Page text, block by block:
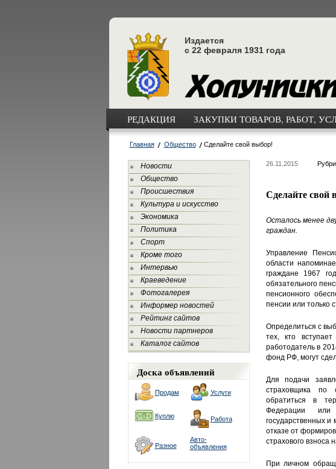
Издается
с 22 февраля 1931 года
РЕДАКЦИЯ ЗАКУПКИ ТОВАРОВ, РАБОТ,
Главная Общество Сделайте свой выбор!
Новости
Общество
Происшествия
Культура и искусство
Экономика
Политика
Спорт
Кроме того
Интервью
Краеведение
Фотогалерея
Информер новостей
Рейтинг сайтов
Новости партнеров
Каталог сайтов
Доска объявлений
Продам Услуги
Куплю Работа
Разное
Авто-
объявления
26.11.2015
Сделайте свой
Осталось менее
граждан.
Управление
области
граждане 1967
обязательного
пенсионного
пенсии или только
Определиться с
тех, кто
работодатель в
фонд РФ, могут
Для подачи
страховщика по
обратиться в
Федерации или
государственных и
отказе от
страхового взноса
При личном